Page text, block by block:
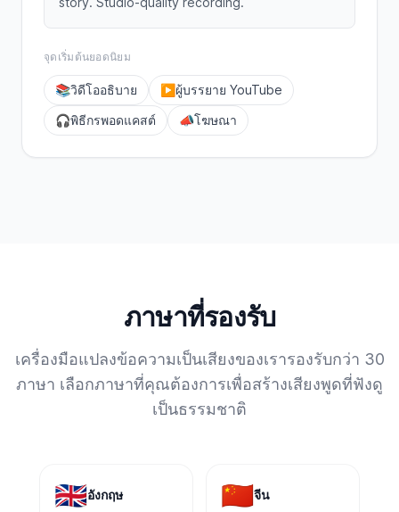
จุดเริ่มต้นยอดนิยม
📚วิดีโออธิบาย ▶️ ผู้บรรยาย YouTube
🎧พิธีกรพอดแคสต์ 📣โฆษณา
ภาษาที่รองรับ
เครื่องมือแปลงข้อความเป็นเสียงของเรารองรับกว่า 30
ภาษา เลือกภาษาที่คุณต้องการเพื่อสร้างเสียงพูดที่ฟังดู
เป็นธรรมชาติ
🇬🇧อังกฤษ 🇨🇳จีน